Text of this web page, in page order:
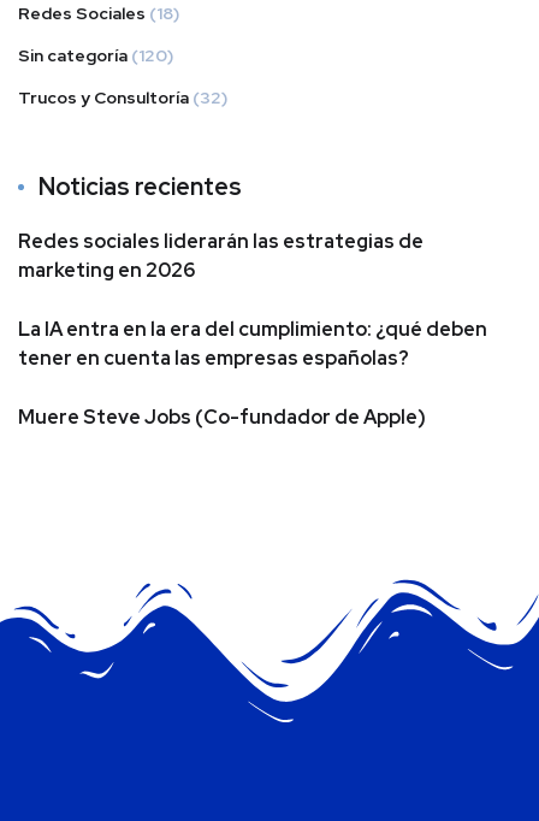
Redes Sociales (18)
Sin categoría (120)
Trucos y Consultoría (32)
Noticias recientes
Redes sociales liderarán las estrategias de
marketing en 2026
La IA entra en la era del cumplimiento: ¿qué deben
tener en cuenta las empresas españolas?
Muere Steve Jobs (Co-fundador de Apple)